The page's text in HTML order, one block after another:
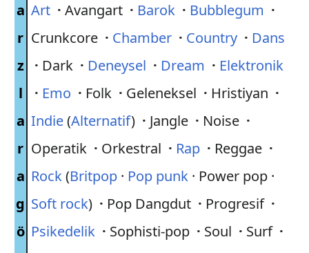
a
r
z
l
a
r
a
g
ö
Art · Avangart · Barok · Bubblegum ·
Crunkcore · Chamber · Country · Dans
· Dark · Deneysel · Dream · Elektronik
· Emo · Folk · Geleneksel · Hristiyan ·
Indie(Alternatif) · Jangle · Noise ·
Operatik · Orkestral · Rap · Reggae ·
Rock(Britpop · Pop punk · Power pop ·
Soft rock) · Pop Dangdut · Progresif ·
Psikedelik · Sophisti-pop · Soul · Surf ·